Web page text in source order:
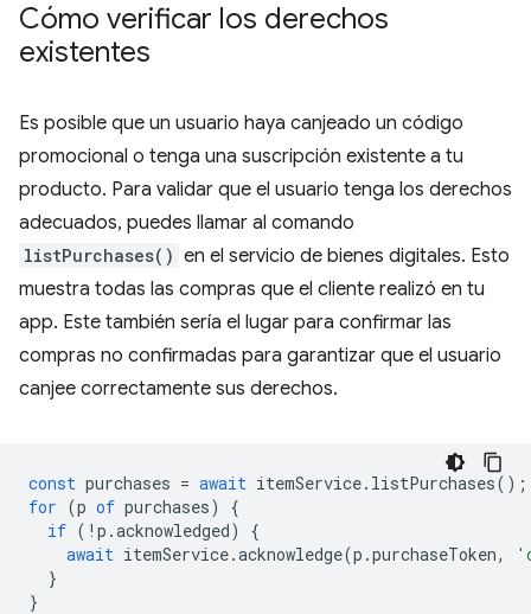
Cómo verificar los derechos
existentes
Es posible que un usuario haya canjeado un código
promocional o tenga una suscripción existente a tu
producto. Para validar que el usuario tenga los derechos
adecuados, puedes llamar al comando
listPurchases() en el servicio de bienes digitales. Esto
muestra todas las compras que el cliente realizó en tu
app. Este también sería el lugar para confirmar las
compras no confirmadas para garantizar que el usuario
canjee correctamente sus derechos.
const purchases = await itemService. listPurchases();
for (p of purchases)
{
if ( ! p .acknowledged)
{
await itemService.acknowledge(p .purchaseToken,
}
}